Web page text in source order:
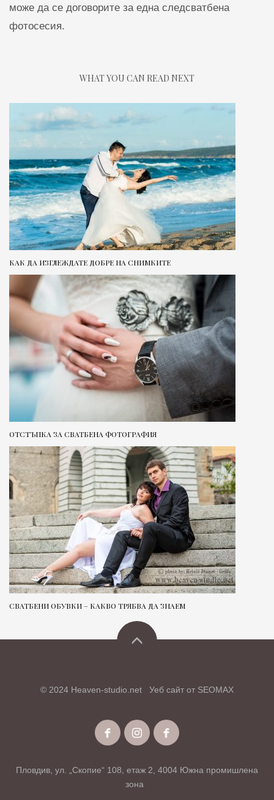
може да се договорите за една следсватбена
фотосесия.
WHAT YOU CAN READ NEXT
КАК ДА ИЗГЛЕЖДАТЕ ДОБРЕ НА СНИМКИТЕ
ОТСТЪПКА ЗА СВАТБЕНА ФОТОГРАФИЯ
СВАТБЕНИ ОБУВКИ – КАКВО ТРЯБВА ДА ЗНАЕМ
© 2024 Heaven-studio.net Уеб сайт от SEOMAX
Пловдив, ул. „Скопие“ 108, етаж 2, 4004 Южна промишлена
зона